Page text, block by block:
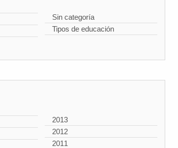
Sin categoría
Tipos de educación
2013
2012
2011